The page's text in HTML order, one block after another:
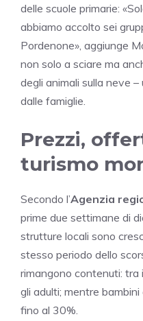
delle scuole primarie:
abbiamo accolto sei
Pordenone», aggiunge
non solo a sciare ma
degli animali sulla neve
dalle famiglie.
Prezzi,
turismo
Secondo l’Agenzia
prime due settimane di
strutture locali sono
stesso periodo dello
rimangono contenuti: tra
gli adulti; mentre
fino al 30%.